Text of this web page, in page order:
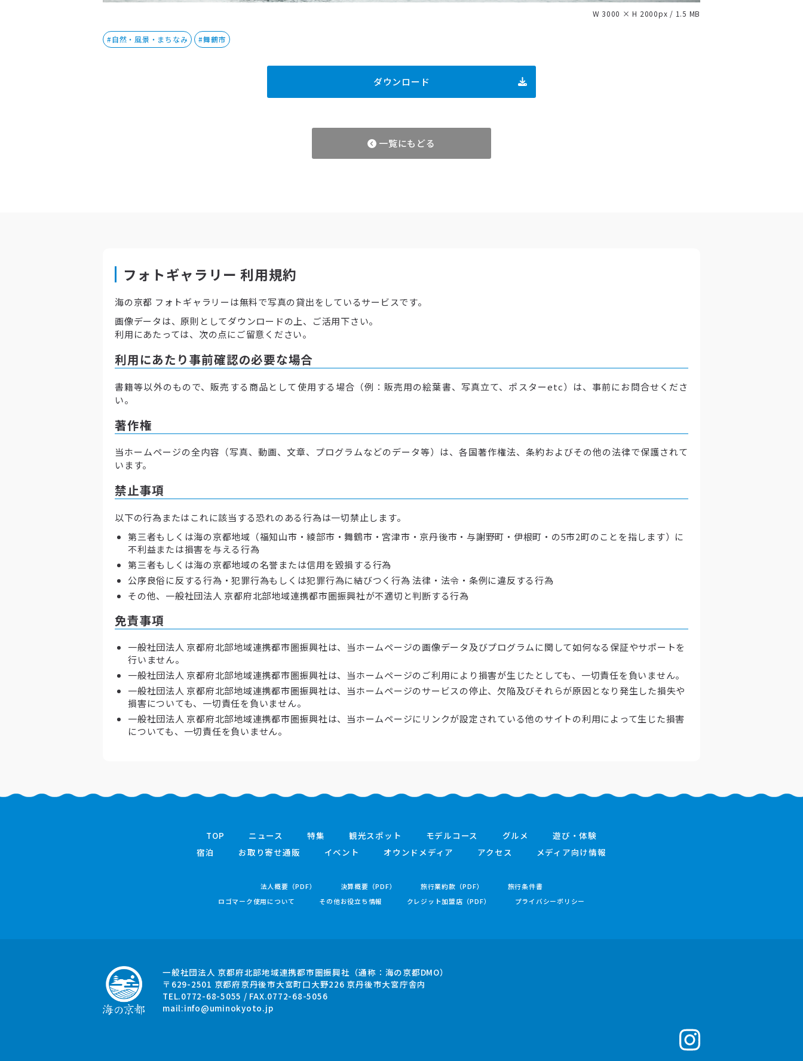
W 3000 × H 2000px / 1.5 MB
#自然・風景・まちなみ #舞鶴市
ダウンロード
一覧にもどる
フォトギャラリー 利用規約
海の京都 フォトギャラリーは無料で写真の貸出をしているサービスです。
画像データは、原則としてダウンロードの上、ご活用下さい。
利用にあたっては、次の点にご留意ください。
利用にあたり事前確認の必要な場合
書籍等以外のもので、販売する商品として使用する場合（例：販売用の絵葉書、写真立て、ポスターetc）は、事前にお問合せくださ
い。
著作権
当ホームページの全内容（写真、動画、文章、プログラムなどのデータ等）は、各国著作権法、条約およびその他の法律で保護されて
います。
禁止事項
以下の行為またはこれに該当する恐れのある行為は一切禁止します。
第三者もしくは海の京都地域（福知山市・綾部市・舞鶴市・宮津市・京丹後市・与謝野町・伊根町・の5市2町のことを指します）に
不利益または損害を与える行為
第三者もしくは海の京都地域の名誉または信用を毀損する行為
公序良俗に反する行為・犯罪行為もしくは犯罪行為に結びつく行為 法律・法令・条例に違反する行為
その他、一般社団法人 京都府北部地域連携都市圏振興社が不適切と判断する行為
免責事項
一般社団法人 京都府北部地域連携都市圏振興社は、当ホームページの画像データ及びプログラムに関して如何なる保証やサポートを
行いません。
一般社団法人 京都府北部地域連携都市圏振興社は、当ホームページのご利用により損害が生じたとしても、一切責任を負いません。
一般社団法人 京都府北部地域連携都市圏振興社は、当ホームページのサービスの停止、欠陥及びそれらが原因となり発生した損失や
損害についても、一切責任を負いません。
一般社団法人 京都府北部地域連携都市圏振興社は、当ホームページにリンクが設定されている他のサイトの利用によって生じた損害
についても、一切責任を負いません。
TOP ニュース 特集 観光スポット モデルコース グルメ
遊び・体験
宿泊
お取り寄せ通販 イベント オウンドメディア アクセス メディア向け情報
法人概要（PDF） 決算概要（PDF） 旅行業約款（PDF）
旅行条件書
ロゴマーク使用について
その他お役立ち情報 クレジット加盟店（PDF） プライバシーポリシー
一般社団法人 京都府北部地域連携都市圏振興社 （通称：海の京都DMO）
〒629-2501 京都府京丹後市大宮町口大野226 京丹後市大宮庁舎内
TEL.0772-68-5055 / FAX.0772-68-5056
mail:info@uminokyoto.jp